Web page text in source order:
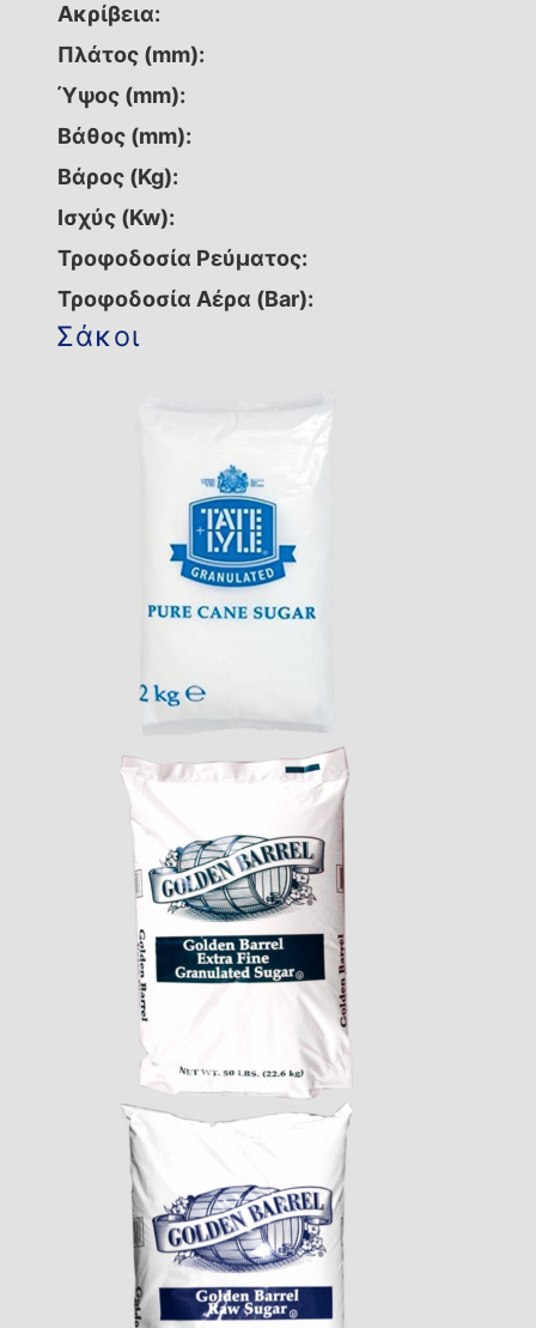
Ακρίβεια:
Πλάτος (mm):
Ύψος (mm):
Βάθος (mm):
Βάρος (Kg):
Ισχύς (Kw):
Τροφοδοσία Ρεύματος:
Τροφοδοσία Αέρα (Bar):
Σάκοι